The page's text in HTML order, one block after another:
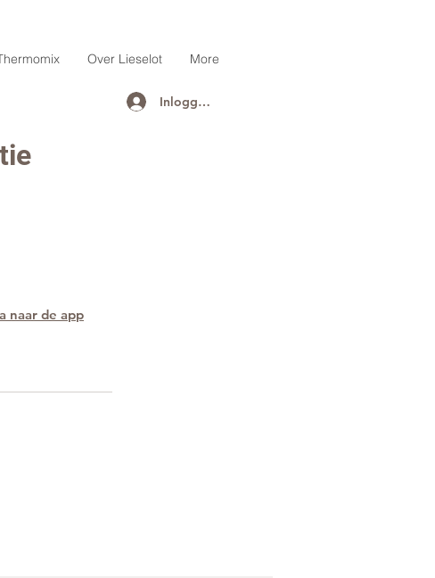
Over Lieselot More
Inloggen
naar de app